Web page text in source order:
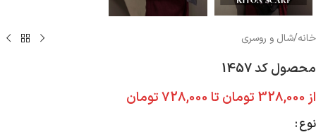
خانه/شال و روسری
محصول کد 1457
از 328,000 تومان تا 728,000تومان
نوع